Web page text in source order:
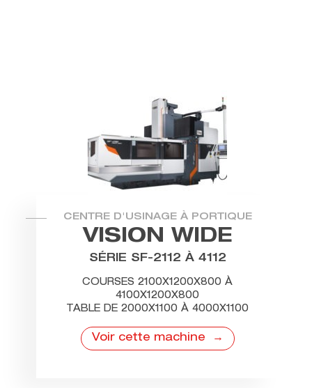
CENTRE D'USINAGE À PORTIQUE
VISION WIDE
SÉRIE SF-2112 À 4112
COURSES 2100X1200X800 À
4100X1200X800
TABLE DE 2000X1100 À 4000X1100
Voir cette machine